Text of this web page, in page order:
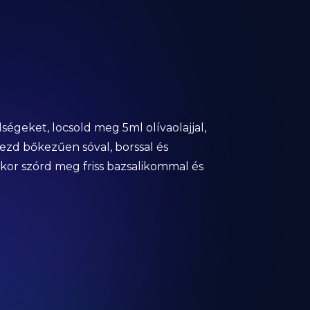
locsold meg 5ml olívaolajjal,
bőkezűen sóval, borssal és
szórd meg friss bazsalikommal és